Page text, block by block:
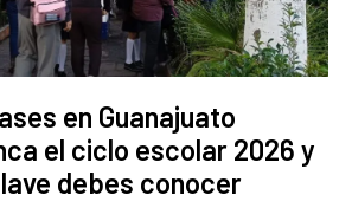
en Guanajuato
el ciclo escolar 2026 y
debes conocer